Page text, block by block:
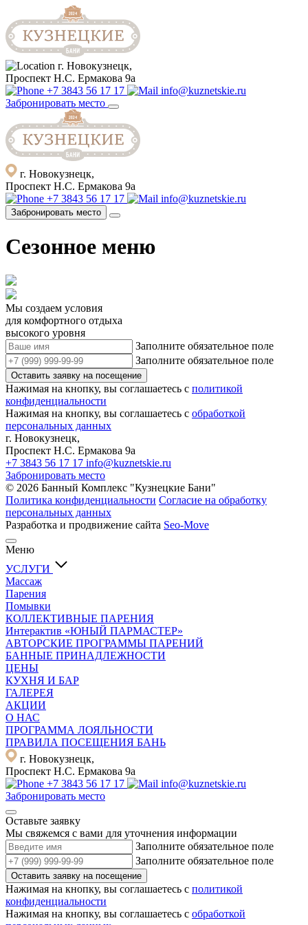
г. Новокузнецк,
Проспект Н.С. Ермакова 9а
+7 3843 56 17 17
info@kuznetskie.ru
Забронировать место
г. Новокузнецк,
Проспект Н.С. Ермакова 9а
+7 3843 56 17 17
info@kuznetskie.ru
Забронировать место
Сезонное меню
Мы создаем условия
для комфортного отдыха
высокого уровня
Заполните обязательное поле
Заполните обязательное поле
Оставить заявку на посещение
Нажимая на кнопку, вы соглашаетесь с политикой
конфиденциальности
Нажимая на кнопку, вы соглашаетесь с обработкой
персональных данных
г. Новокузнецк,
Проспект Н.С. Ермакова 9а
+7 3843 56 17 17 info@kuznetskie.ru
Забронировать место
© 2026 Банный Комплекс "Кузнецкие Бани"
Политика конфиденциальности Согласие на обработку
персональных данных
Разработка и продвижение сайта Seo-Move
Меню
УСЛУГИ
Массаж
Парения
Помывки
КОЛЛЕКТИВНЫЕ ПАРЕНИЯ
Интерактив «ЮНЫЙ ПАРМАСТЕР»
АВТОРСКИЕ ПРОГРАММЫ ПАРЕНИЙ
БАННЫЕ ПРИНАДЛЕЖНОСТИ
ЦЕНЫ
КУХНЯ И БАР
ГАЛЕРЕЯ
АКЦИИ
О НАС
ПРОГРАММА ЛОЯЛЬНОСТИ
ПРАВИЛА ПОСЕЩЕНИЯ БАНЬ
г. Новокузнецк,
Проспект Н.С. Ермакова 9а
+7 3843 56 17 17
info@kuznetskie.ru
Забронировать место
Оставьте заявку
Мы свяжемся с вами для уточнения информации
Заполните обязательное поле
Заполните обязательное поле
Оставить заявку на посещение
Нажимая на кнопку, вы соглашаетесь с политикой
конфиденциальности
Нажимая на кнопку, вы соглашаетесь с обработкой